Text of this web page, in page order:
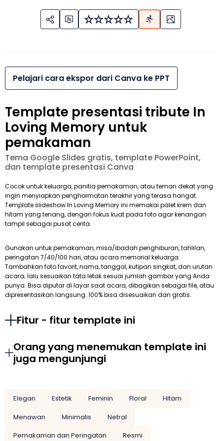
Pelajari cara ekspor dari Canva ke PPT
Template presentasi tribute In
Loving Memory untuk
pemakaman
Tema Google Slides gratis, template PowerPoint,
dan template presentasi Canva
Cocok untuk keluarga, panitia pemakaman, atau teman dekat yang
ingin menyiapkan penghormatan terakhir yang terasa hangat.
Template slideshow In Loving Memory ini memakai palet krem dan
hitam yang tenang, dengan fokus kuat pada foto agar kenangan
tampil sebagai pusat cerita.
Gunakan untuk pemakaman, misa/ibadah penghiburan, tahlilan,
peringatan 7/40/100 hari, atau acara memorial keluarga.
Tambahkan foto favorit, nama, tanggal, kutipan singkat, dan urutan
acara; lalu sesuaikan tata letak sesuai jumlah gambar yang Anda
punya. Bisa diputar di layar saat acara, dibagikan sebagai file, atau
dipresentasikan langsung. 100% bisa disesuaikan dan gratis.
Fitur - fitur template ini
Orang yang menemukan template ini
juga mengunjungi
Elegan Estetik Feminin Floral
Hitam
Menawan
Minimalis
Netral
Pemakaman dan Peringatan
Resmi